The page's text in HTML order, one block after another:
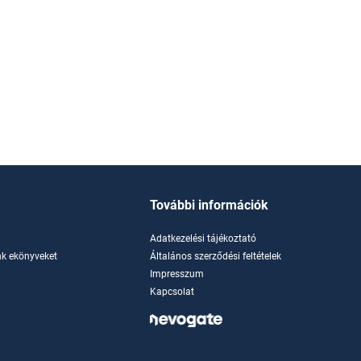
ekönyveket
További információk
Adatkezelési tájékoztató
Általános szerződési feltételek
Impresszum
Kapcsolat